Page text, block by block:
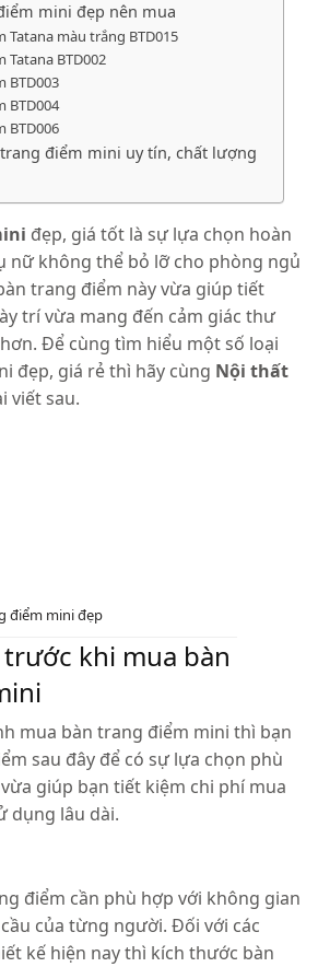
mini đẹp nên mua
Tatana màu trắng BTD015
Tatana BTD002
BTD003
BTD004
BTD006
điểm mini uy tín, chất lượng
đẹp, giá tốt là sự lựa chọn hoàn
nữ không thể bỏ lỡ cho phòng ngủ
trang điểm này vừa giúp tiết
trí vừa mang đến cảm giác thư
Để cùng tìm hiểu một số loại
đẹp, giá rẻ thì hãy cùng Nội thất
viết sau.
điểm mini đẹp
khi mua bàn
mua bàn trang điểm mini thì bạn
sau đây để có sự lựa chọn phù
giúp bạn tiết kiệm chi phí mua
dụng lâu dài.
điểm cần phù hợp với không gian
của từng người. Đối với các
kế hiện nay thì kích thước bàn